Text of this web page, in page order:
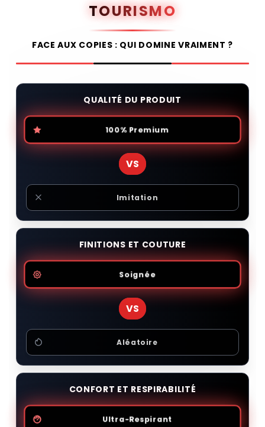
TOURISMO
FACE AUX COPIES : QUI DOMINE VRAIMENT ?
QUALITÉ DU PRODUIT
100% Premium
VS
Imitation
FINITIONS ET COUTURE
Soignée
VS
Aléatoire
CONFORT ET RESPIRABILITÉ
Ultra-Respirant